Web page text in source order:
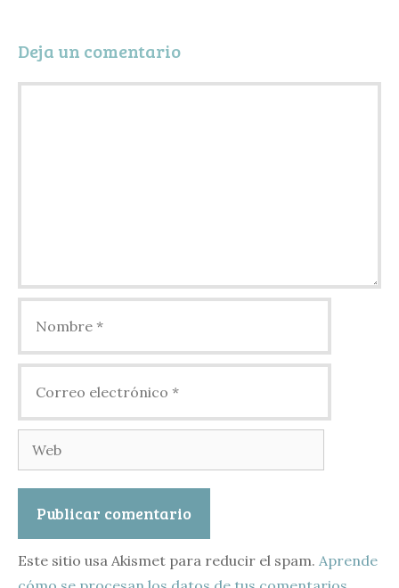
Deja un comentario
electrónico
Web
Este sitio usa Akismet para reducir el spam. Aprende